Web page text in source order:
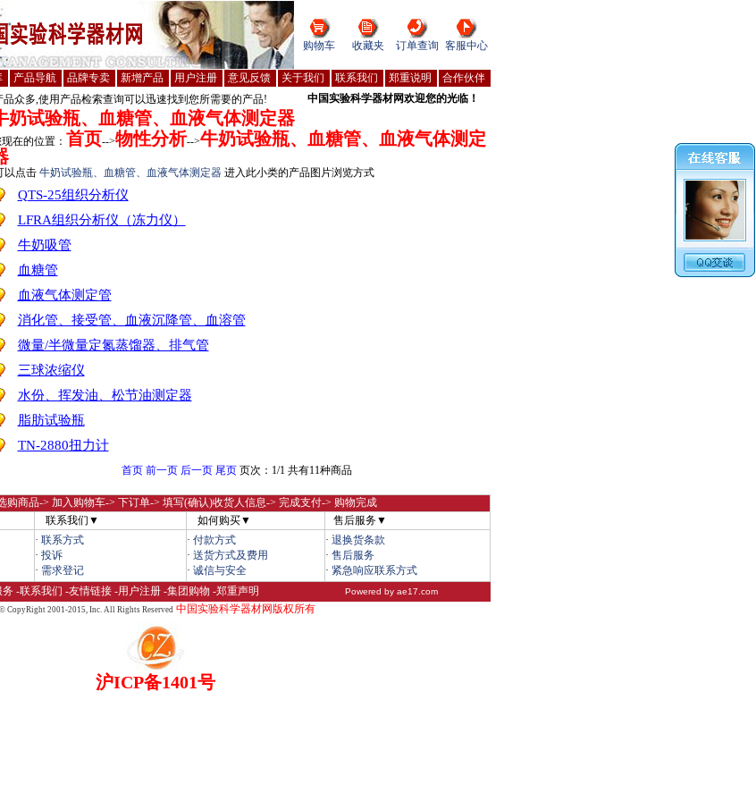
购物车 收藏夹 订单查询 客服中心
产品导航 品牌专卖 新增产品 用户注册 意见反馈 关于我们 联系我们 郑重说明
合作伙伴
众多,使用产品检索查询可以迅速找到您所需要的产品! 中国实验科学器材网欢迎您的光临！
奶试验瓶、血糖管、血液气体测定器
在的位置： 首页-->物性分析-->牛奶试验瓶、血糖管、血液气体测定
以点击 牛奶试验瓶、血糖管、血液气体测定器 进入此小类的产品图片浏览方式
QTS-25组织分析仪
LFRA组织分析仪（冻力仪）
牛奶吸管
血糖管
血液气体测定管
消化管、接受管、血液沉降管、血溶管
微量/半微量定氮蒸馏器、排气管
三球浓缩仪
水份、挥发油、松节油测定器
脂肪试验瓶
TN-2880扭力计
首页 前一页 后一页 尾页 页次：1/1 共有11种商品
购商品-> 加入购物车-> 下订单-> 填写(确认)收货人信息-> 完成支付-> 购物完成
联系我们▼ 如何购买▼
售后服务▼
· 联系方式
· 投诉
· 需求登记
· 付款方式
· 送货方式及费用
· 诚信与安全
· 退换货条款
· 售后服务
· 紧急响应联系方式
务 -联系我们 -友情链接 -用户注册 -集团购物 -郑重声明 Powered by ae17.com
© CopyRight 2001-2015,Inc. All Rights Reserved 中国实验科学器材网版权所有
沪ICP备1401号